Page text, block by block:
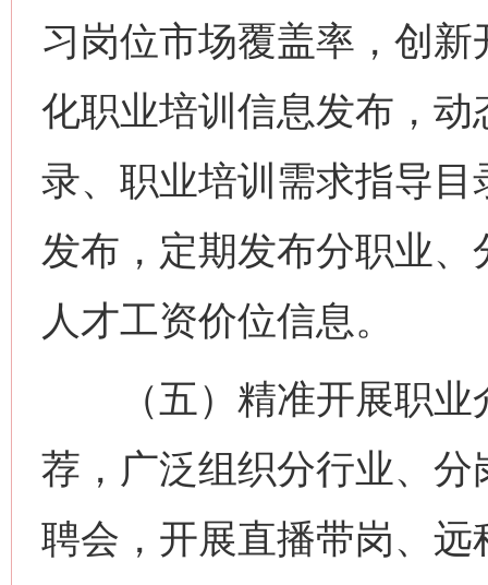
习岗位市场覆盖率，创
化职业培训信息发布，
录、职业培训需求指导
发布，定期发布分职业
人才工资价位信息。
（五）精准开展职业
荐，广泛组织分行业、分
聘会，开展直播带岗、